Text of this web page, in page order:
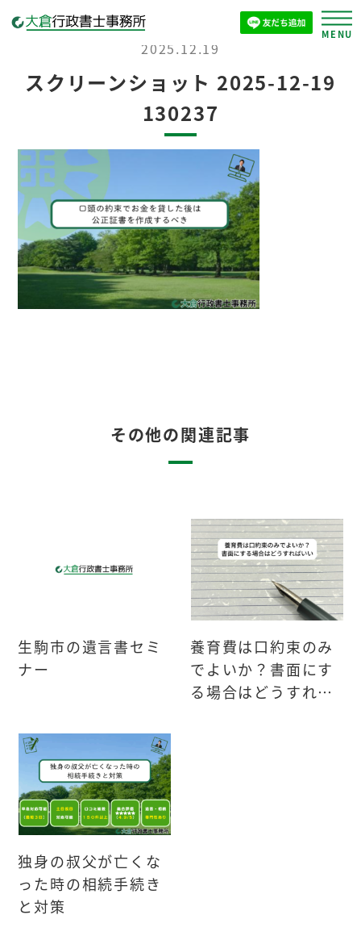
2025.12.19
スクリーンショット 2025-12-19
130237
その他の関連記事
生駒市の遺言書セミ
ナー
養育費は口約束のみ
でよいか？書面にす
る場合はどうすれば
独身の叔父が亡くな
った時の相続手続き
と対策